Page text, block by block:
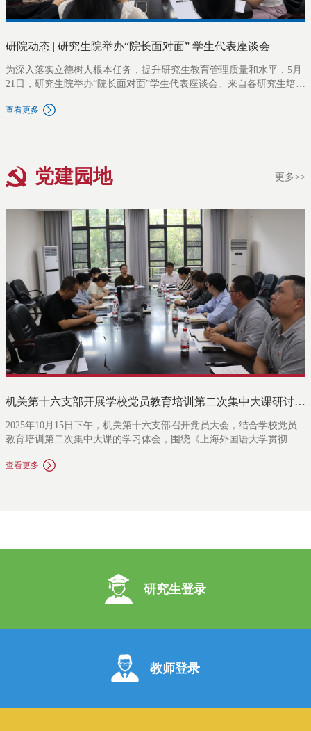
究生管理队伍专业素养，以高质
研院动态 | 研究生院举办“院长面对面” 学生代表座谈会
为深入落实立德树人根本任务，提升研究生教育管理质量和水平，5月
21日，研究生院举办“院长面对面”学生代表座谈会。来自各研究生培养
前，张海斌院长简要介绍了学校近期在研究生教育综合改革、拔尖创
坦诚沟通、踊跃建言。针对同学们反映的问题，张海斌与各科室负责
人逐一回应，表示要进一步完善沟通机制，增进与学校各部门、院系
外特色拔尖创新人才提供支撑。
查看更多
党建园地 更多>>
机关第十六支部开展学校党员教育培训第二次集中大课研讨交流
2025年10月15日下午，机关第十六支部召开党员大会，结合学校党员
教育培训第二次集中大课的学习体会，围绕《上海外国语大学贯彻落
作方案》中涉及研究生教育的相关内容，立足本职工作开展了深入的
享了我校研究生教育改革的理论逻辑和对未来的展望。通过导学环
中大课的学习感受与本职工作，轮流发言参与交流研讨。全体党员充
分认识到，教育是强国建设、民族复兴之基，建设教育强国，龙头是
高等教育。研究生教育作为国民教育的顶端，是教育、科技、人才三
查看更多
研究生登录
教师登录